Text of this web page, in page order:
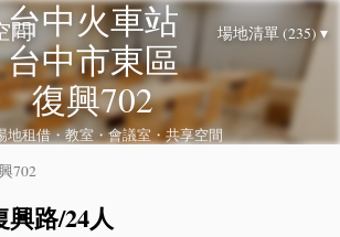
間 場地清單 (235) ▾
台中火車站
台中市東區
復興702
地租借・教室・會議室・共享空間
702
興路/24人